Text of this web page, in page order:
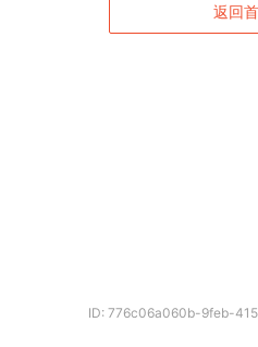
返回
ID: 776c06a060b-9feb-